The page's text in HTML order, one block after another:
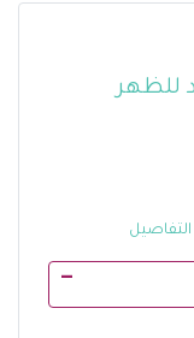
التفاصيل
-